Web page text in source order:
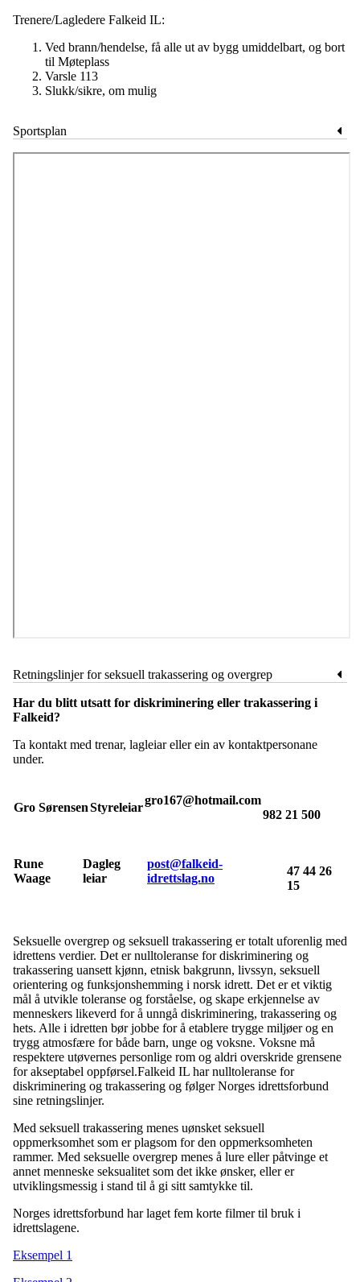
Trenere/Lagledere Falkeid IL:
Ved brann/hendelse, få alle ut av bygg umiddelbart, og bort
til Møteplass
Varsle 113
Slukk/sikre, om mulig
Sportsplan
Retningslinjer for seksuell trakassering og overgrep
Har du blitt utsatt for diskriminering eller trakassering i
Falkeid?
Ta kontakt med trenar, lagleiar eller ein av kontaktpersonane
under.
Gro SørensenStyreleiar
gro167@hotmail.com
982 21 500
Rune
Waage
Dagleg
leiar
post@falkeid-
idrettslag.no
47 44 26
15
Seksuelle overgrep og seksuell trakassering er totalt uforenlig med
idrettens verdier. Det er nulltoleranse for diskriminering og
trakassering uansett kjønn, etnisk bakgrunn, livssyn, seksuell
orientering og funksjonshemming i norsk idrett. Det er et viktig
mål å utvikle toleranse og forståelse, og skape erkjennelse av
menneskers likeverd for å unngå diskriminering, trakassering og
hets. Alle i idretten bør jobbe for å etablere trygge miljøer og en
trygg atmosfære for både barn, unge og voksne. Voksne må
respektere utøvernes personlige rom og aldri overskride grensene
for akseptabel oppførsel.Falkeid IL har nulltoleranse for
diskriminering og trakassering og følger Norges idrettsforbund
sine retningslinjer.
Med seksuell trakassering menes uønsket seksuell
oppmerksomhet som er plagsom for den oppmerksomheten
rammer. Med seksuelle overgrep menes å lure eller påtvinge et
annet menneske seksualitet som det ikke ønsker, eller er
utviklingsmessig i stand til å gi sitt samtykke til.
Norges idrettsforbund har laget fem korte filmer til bruk i
idrettslagene.
Eksempel 1